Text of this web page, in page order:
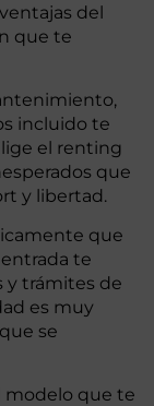
del
que te
incluido te
el renting
que
y libertad.
que
te
y trámites de
es muy
se
modelo que te